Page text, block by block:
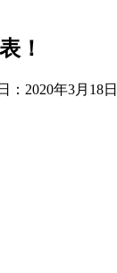
！
： 2020年3月18日